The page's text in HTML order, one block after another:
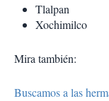
Tlalpan
Xochimilco
Mira también:
Buscamos a las